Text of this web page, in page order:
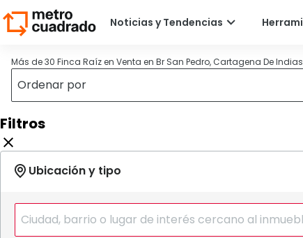
Más de 30 Finca Raíz en Venta en Br San Pedro, Cartagena De Indias
Filtros